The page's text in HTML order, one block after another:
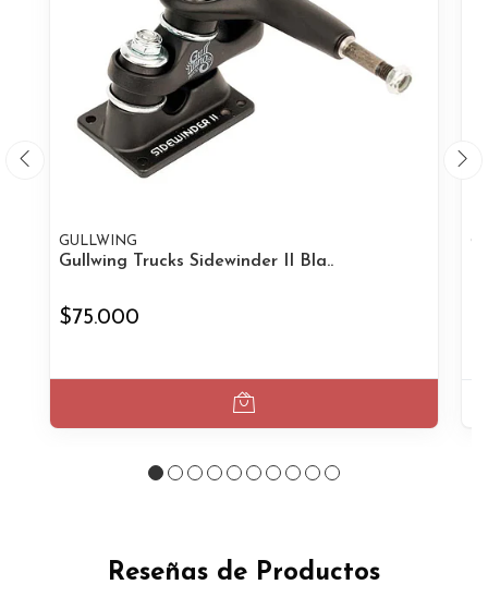
GULLWING
Gullwing Trucks Sidewinder II Bla..
$75.000
Reseñas de Productos